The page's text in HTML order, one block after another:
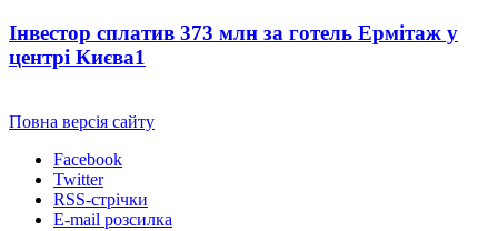
Інвестор сплатив 373 млн за готель Ермітаж у
центрі Києва1
Повна версія сайту
Facebook
Twitter
RSS-стрічки
E-mail розсилка